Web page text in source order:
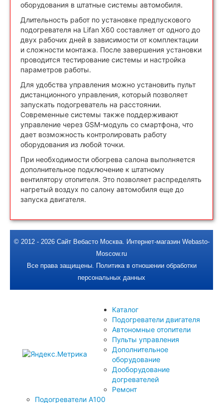
оборудования в штатные системы автомобиля.
Длительность работ по установке предпускового
подогревателя на Lifan X60 составляет от одного до
двух рабочих дней в зависимости от комплектации
и сложности монтажа. После завершения установки
проводится тестирование системы и настройка
параметров работы.
Для удобства управления можно установить пульт
дистанционного управления, который позволяет
запускать подогреватель на расстоянии.
Современные системы также поддерживают
управление через GSM-модуль со смартфона, что
дает возможность контролировать работу
оборудования из любой точки.
При необходимости обогрева салона выполняется
дополнительное подключение к штатному
вентилятору отопителя. Это позволяет распределять
нагретый воздух по салону автомобиля еще до
запуска двигателя.
© 2012 - 2026 Сайт Вебасто Москва. Интернет-магазин Webasto-
Moscow.ru
Все права защищены. Политика в отношении обработки
персональных данных
Каталог
Подогреватели двигателя
Автономные отопители
Пульты управления
Дополнительное
оборудование
Дооборудование
догревателей
Ремонт
Подогреватели A100